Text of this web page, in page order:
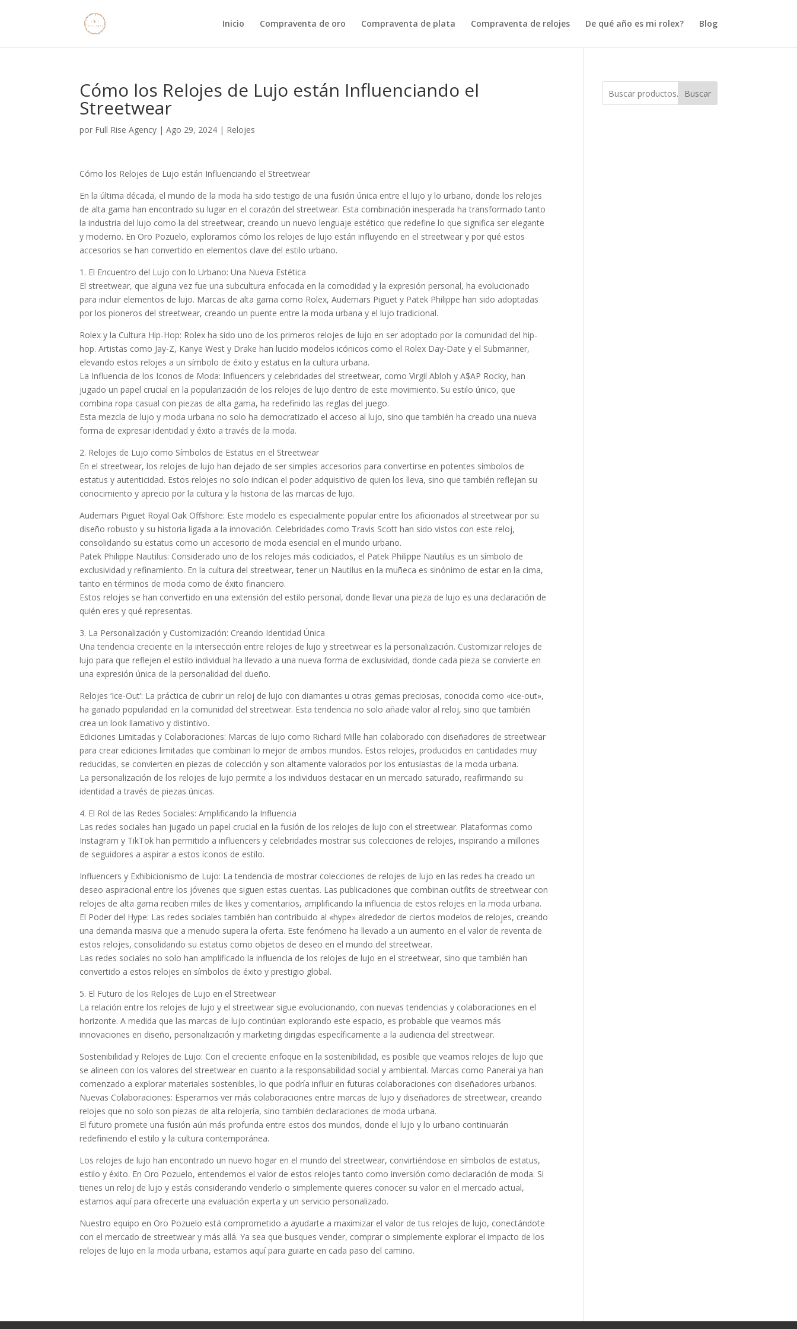
Inicio Compraventa de oro Compraventa de plata Compraventa de relojes De qué año es mi rolex? Blog
Cómo los Relojes de Lujo están Influenciando el
Streetwear
por Full Rise Agency |Ago 29, 2024 | Relojes
Cómo los Relojes de Lujo están Influenciando el Streetwear
En la última década, el mundo de la moda ha sido testigo de una fusión única entre el lujo y lo urbano, donde los relojes
de alta gama han encontrado su lugar en el corazón del streetwear. Esta combinación inesperada ha transformado tanto
la industria del lujo como la del streetwear, creando un nuevo lenguaje estético que redefine lo que significa ser elegante
y moderno. En Oro Pozuelo, exploramos cómo los relojes de lujo están influyendo en el streetwear y por qué estos
accesorios se han convertido en elementos clave del estilo urbano.
1. El Encuentro del Lujo con lo Urbano: Una Nueva Estética
El streetwear, que alguna vez fue una subcultura enfocada en la comodidad y la expresión personal, ha evolucionado
para incluir elementos de lujo. Marcas de alta gama como Rolex, Audemars Piguet y Patek Philippe han sido adoptadas
por los pioneros del streetwear, creando un puente entre la moda urbana y el lujo tradicional.
Rolex y la Cultura Hip-Hop: Rolex ha sido uno de los primeros relojes de lujo en ser adoptado por la comunidad del hip-
hop. Artistas como Jay-Z, Kanye West y Drake han lucido modelos icónicos como el Rolex Day-Date y el Submariner,
elevando estos relojes a un símbolo de éxito y estatus en la cultura urbana.
La Influencia de los Iconos de Moda: Influencers y celebridades del streetwear, como Virgil Abloh y A$AP Rocky, han
jugado un papel crucial en la popularización de los relojes de lujo dentro de este movimiento. Su estilo único, que
combina ropa casual con piezas de alta gama, ha redefinido las reglas del juego.
Esta mezcla de lujo y moda urbana no solo ha democratizado el acceso al lujo, sino que también ha creado una nueva
forma de expresar identidad y éxito a través de la moda.
2. Relojes de Lujo como Símbolos de Estatus en el Streetwear
En el streetwear, los relojes de lujo han dejado de ser simples accesorios para convertirse en potentes símbolos de
estatus y autenticidad. Estos relojes no solo indican el poder adquisitivo de quien los lleva, sino que también reflejan su
conocimiento y aprecio por la cultura y la historia de las marcas de lujo.
Audemars Piguet Royal Oak Offshore: Este modelo es especialmente popular entre los aficionados al streetwear por su
diseño robusto y su historia ligada a la innovación. Celebridades como Travis Scott han sido vistos con este reloj,
consolidando su estatus como un accesorio de moda esencial en el mundo urbano.
Patek Philippe Nautilus: Considerado uno de los relojes más codiciados, el Patek Philippe Nautilus es un símbolo de
exclusividad y refinamiento. En la cultura del streetwear, tener un Nautilus en la muñeca es sinónimo de estar en la cima,
tanto en términos de moda como de éxito financiero.
Estos relojes se han convertido en una extensión del estilo personal, donde llevar una pieza de lujo es una declaración de
quién eres y qué representas.
3. La Personalización y Customización: Creando Identidad Única
Una tendencia creciente en la intersección entre relojes de lujo y streetwear es la personalización. Customizar relojes de
lujo para que reflejen el estilo individual ha llevado a una nueva forma de exclusividad, donde cada pieza se convierte en
una expresión única de la personalidad del dueño.
Relojes ‘Ice-Out’: La práctica de cubrir un reloj de lujo con diamantes u otras gemas preciosas, conocida como «ice-out»,
ha ganado popularidad en la comunidad del streetwear. Esta tendencia no solo añade valor al reloj, sino que también
crea un look llamativo y distintivo.
Ediciones Limitadas y Colaboraciones: Marcas de lujo como Richard Mille han colaborado con diseñadores de streetwear
para crear ediciones limitadas que combinan lo mejor de ambos mundos. Estos relojes, producidos en cantidades muy
reducidas, se convierten en piezas de colección y son altamente valorados por los entusiastas de la moda urbana.
La personalización de los relojes de lujo permite a los individuos destacar en un mercado saturado, reafirmando su
identidad a través de piezas únicas.
4. El Rol de las Redes Sociales: Amplificando la Influencia
Las redes sociales han jugado un papel crucial en la fusión de los relojes de lujo con el streetwear. Plataformas como
Instagram y TikTok han permitido a influencers y celebridades mostrar sus colecciones de relojes, inspirando a millones
de seguidores a aspirar a estos íconos de estilo.
Influencers y Exhibicionismo de Lujo: La tendencia de mostrar colecciones de relojes de lujo en las redes ha creado un
deseo aspiracional entre los jóvenes que siguen estas cuentas. Las publicaciones que combinan outfits de streetwear con
relojes de alta gama reciben miles de likes y comentarios, amplificando la influencia de estos relojes en la moda urbana.
El Poder del Hype: Las redes sociales también han contribuido al «hype» alrededor de ciertos modelos de relojes, creando
una demanda masiva que a menudo supera la oferta. Este fenómeno ha llevado a un aumento en el valor de reventa de
estos relojes, consolidando su estatus como objetos de deseo en el mundo del streetwear.
Las redes sociales no solo han amplificado la influencia de los relojes de lujo en el streetwear, sino que también han
convertido a estos relojes en símbolos de éxito y prestigio global.
5. El Futuro de los Relojes de Lujo en el Streetwear
La relación entre los relojes de lujo y el streetwear sigue evolucionando, con nuevas tendencias y colaboraciones en el
horizonte. A medida que las marcas de lujo continúan explorando este espacio, es probable que veamos más
innovaciones en diseño, personalización y marketing dirigidas específicamente a la audiencia del streetwear.
Sostenibilidad y Relojes de Lujo: Con el creciente enfoque en la sostenibilidad, es posible que veamos relojes de lujo que
se alineen con los valores del streetwear en cuanto a la responsabilidad social y ambiental. Marcas como Panerai ya han
comenzado a explorar materiales sostenibles, lo que podría influir en futuras colaboraciones con diseñadores urbanos.
Nuevas Colaboraciones: Esperamos ver más colaboraciones entre marcas de lujo y diseñadores de streetwear, creando
relojes que no solo son piezas de alta relojería, sino también declaraciones de moda urbana.
El futuro promete una fusión aún más profunda entre estos dos mundos, donde el lujo y lo urbano continuarán
redefiniendo el estilo y la cultura contemporánea.
Los relojes de lujo han encontrado un nuevo hogar en el mundo del streetwear, convirtiéndose en símbolos de estatus,
estilo y éxito. En Oro Pozuelo, entendemos el valor de estos relojes tanto como inversión como declaración de moda. Si
tienes un reloj de lujo y estás considerando venderlo o simplemente quieres conocer su valor en el mercado actual,
estamos aquí para ofrecerte una evaluación experta y un servicio personalizado.
Nuestro equipo en Oro Pozuelo está comprometido a ayudarte a maximizar el valor de tus relojes de lujo, conectándote
con el mercado de streetwear y más allá. Ya sea que busques vender, comprar o simplemente explorar el impacto de los
relojes de lujo en la moda urbana, estamos aquí para guiarte en cada paso del camino.
Buscar